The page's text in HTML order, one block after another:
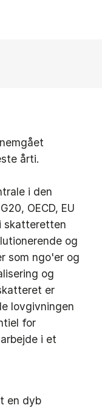
årti.
i den
OECD, EU
skatteretten
og
som ngo'er og
og
er
lovgivningen
for
i et
en dyb